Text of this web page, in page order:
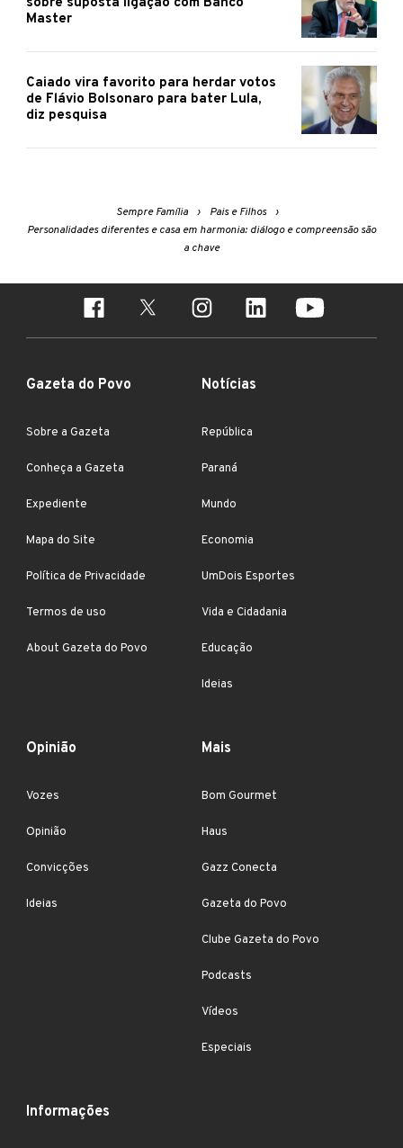
Master
Caiado vira favorito para herdar votos
de Flávio Bolsonaro para bater Lula,
diz pesquisa
Sempre Família
Pais e Filhos
Personalidades diferentes e casa em harmonia: diálogo e compreensão são
a chave
Gazeta do Povo
Sobre a Gazeta
Conheça a Gazeta
Expediente
Mapa do Site
Política de Privacidade
Termos de uso
About Gazeta do Povo
Notícias
República
Paraná
Mundo
Economia
UmDois Esportes
Vida e Cidadania
Educação
Ideias
Opinião
Vozes
Opinião
Convicções
Ideias
Mais
Bom Gourmet
Haus
Gazz Conecta
Gazeta do Povo
Clube Gazeta do Povo
Podcasts
Vídeos
Especiais
Informações